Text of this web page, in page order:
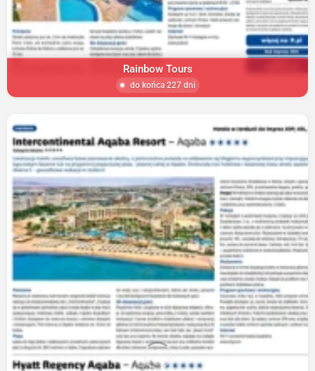
Rainbow Tours
do końca 227 dni